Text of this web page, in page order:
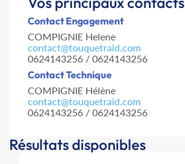
Contact Engagement
COMPIGNIE Helene
contact@touquetraid.com
0624143256 / 0624143256
Contact Technique
COMPIGNIE Hélène
contact@touquetraid.com
0624143256 / 0624143256
Résultats disponibles